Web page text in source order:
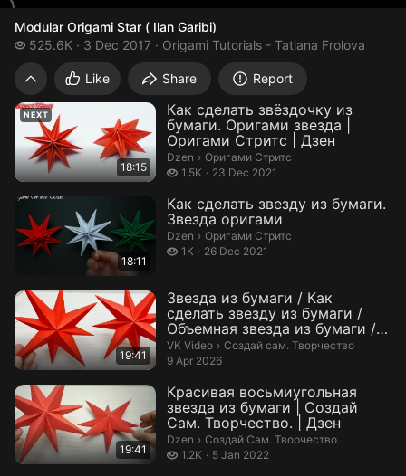
Modular Origami Star ( Ilan Garibi)
Modular Origami Star ( Ilan Garibi)
525.6K
525.6 thousand views
3 Dec 2017 Origami Tutorials - Tatiana Frolova
Like Share Report
NEXT
18:15
Как сделать звёздочку из
бумаги. Оригами звезда |
Оригами Стритс | Дзен
Dzen › Оригами Стритс.
Оригами Стритс
1.5K
1.5 thousand views
23 Dec 2021
18:11
Как сделать звезду из бумаги.
Звезда оригами
Dzen › Оригами Стритс.
Оригами Стритс
1K
1 thousand views
26 Dec 2021
19:41
Звезда из бумаги / Как
сделать звезду из бумаги /
Объемная звезда из бумаги /
Звезда ...
VK Video › Создай сам. Творчество.
Создай сам. Творчество
9 Apr 2026
19:41
Красивая восьмиугольная
звезда из бумаги | Создай
Сам. Творчество. | Дзен
Dzen › Создай Сам. Творчество..
Создай Сам. Творчество.
1.2K
1.2 thousand views
5 Jan 2022